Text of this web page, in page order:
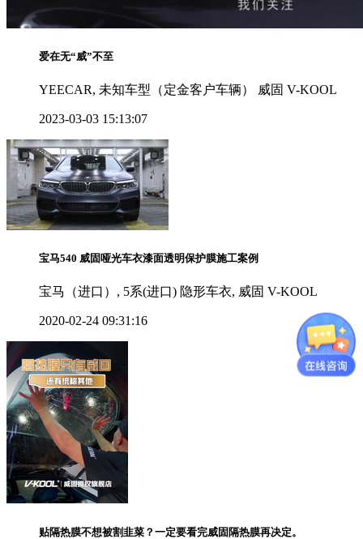
爱在无“威”不至
YEECAR, 未知车型（定金客户车辆） 威固 V-KOOL
2023-03-03 15:13:07
宝马540 威固哑光车衣漆面透明保护膜施工案例
宝马（进口）, 5系(进口) 隐形车衣, 威固 V-KOOL
2020-02-24 09:31:16
贴隔热膜不想被割韭菜？一定要看完威固隔热膜再决定。